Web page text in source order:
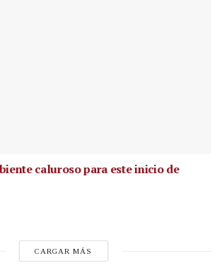
caluroso para este inicio de
CARGAR MÁS